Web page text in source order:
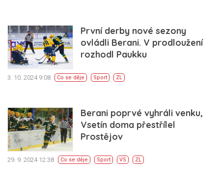
První derby nové sezony
ovládli Berani. V prodloužení
rozhodl Paukku
3. 10. 2024 9:08 Co se děje Sport ZL
Berani poprvé vyhráli venku,
Vsetín doma přestřílel
Prostějov
29. 9. 2024 12:38 Co se děje Sport VS ZL